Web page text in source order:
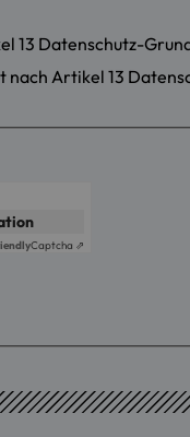
13 Datenschutz-
Artikel 13
Captcha ⇗